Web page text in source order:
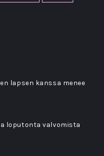
lapsen kanssa menee
loputonta valvomista